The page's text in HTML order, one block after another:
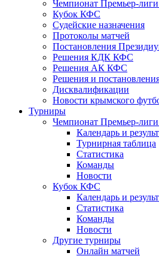
Чемпионат Премьер-
Кубок КФС
Судейские назначения
Протоколы матчей
Постановления
Решения КДК КФС
Решения АК КФС
Решения и
Дисквалификации
Новости крымского
Турниры
Чемпионат Премьер-
Календарь и
Турнирная таблица
Статистика
Команды
Новости
Кубок КФС
Календарь и
Статистика
Команды
Новости
Другие турниры
Онлайн матчей